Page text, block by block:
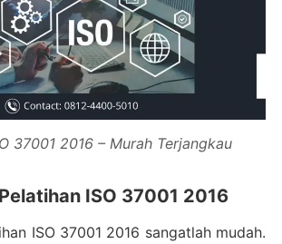
37001 2016 – Murah Terjangkau
ISO 37001 2016
ISO 37001 2016 sangatlah mudah.